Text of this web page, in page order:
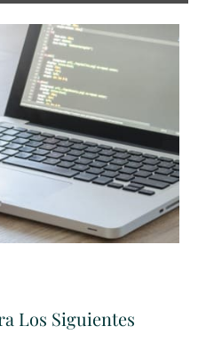
Los Siguientes